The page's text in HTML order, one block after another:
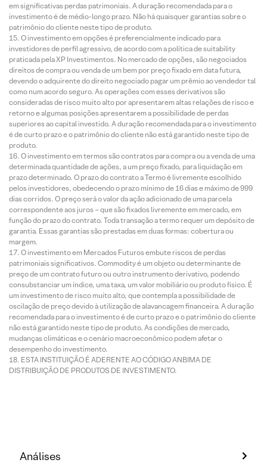
em significativas perdas patrimoniais. A duração recomendada para o
investimento é de médio-longo prazo. Não há quaisquer garantias sobre o
patrimônio do cliente neste tipo de produto.
O investimento em opções é preferencialmente indicado para
investidores de perfil agressivo, de acordo com a política de suitability
praticada pela XP Investimentos. No mercado de opções, são negociados
direitos de compra ou venda de um bem por preço fixado em data futura,
devendo o adquirente do direito negociado pagar um prêmio ao vendedor tal
como num acordo seguro. As operações com esses derivativos são
consideradas de risco muito alto por apresentarem altas relações de risco e
retorno e algumas posições apresentarem a possibilidade de perdas
superiores ao capital investido. A duração recomendada para o investimento
é de curto prazo e o patrimônio do cliente não está garantido neste tipo de
produto.
O investimento em termos são contratos para compra ou a venda de uma
determinada quantidade de ações, a um preço fixado, para liquidação em
prazo determinado. O prazo do contrato a Termo é livremente escolhido
pelos investidores, obedecendo o prazo mínimo de 16 dias e máximo de 999
dias corridos. O preço será o valor da ação adicionado de uma parcela
correspondente aos juros – que são fixados livremente em mercado, em
função do prazo do contrato. Toda transação a termo requer um depósito de
garantia. Essas garantias são prestadas em duas formas: cobertura ou
margem.
O investimento em Mercados Futuros embute riscos de perdas
patrimoniais significativos. Commodity é um objeto ou determinante de
preço de um contrato futuro ou outro instrumento derivativo, podendo
consubstanciar um índice, uma taxa, um valor mobiliário ou produto físico. É
um investimento de risco muito alto, que contempla a possibilidade de
oscilação de preço devido à utilização de alavancagem financeira. A duração
recomendada para o investimento é de curto prazo e o patrimônio do cliente
não está garantido neste tipo de produto. As condições de mercado,
mudanças climáticas e o cenário macroeconômico podem afetar o
desempenho do investimento.
ESTA INSTITUIÇÃO É ADERENTE AO CÓDIGO ANBIMA DE
DISTRIBUIÇÃO DE PRODUTOS DE INVESTIMENTO.
Análises